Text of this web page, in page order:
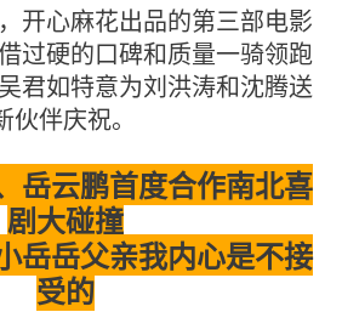
开心麻花出品的第三部电影
过硬的口碑和质量一骑领跑
君如特意为刘洪涛和沈腾送
伴庆祝。
岳云鹏首度合作南北喜
剧大碰撞
岳岳父亲我内心是不接
受的